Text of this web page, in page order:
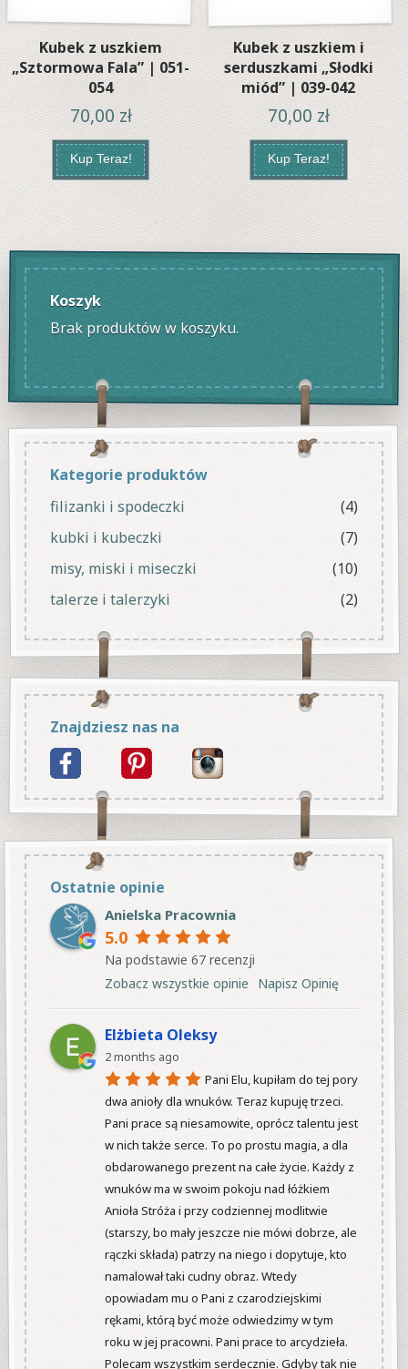
Kubek z uszkiem
„Sztormowa Fala” | 051-
054
70,00 zł
Kup Teraz!
Kubek z uszkiem i
serduszkami „Słodki
miód” | 039-042
70,00 zł
Kup Teraz!
Koszyk
Brak produktów w koszyku.
Kategorie produktów
filizanki i spodeczki
(4)
kubki i kubeczki
(7)
misy, miski i miseczki
(10)
talerze i talerzyki
(2)
Znajdziesz nas na
Ostatnie opinie
Anielska Pracownia
5.0
Na podstawie 67 recenzji
Zobacz wszystkie opinie
Napisz Opinię
Elżbieta Oleksy
2 months ago
Pani Elu, kupiłam do tej pory
dwa anioły dla wnuków. Teraz kupuję trzeci.
Pani prace są niesamowite, oprócz talentu jest
w nich także serce. To po prostu magia, a dla
obdarowanego prezent na całe życie. Każdy z
wnuków ma w swoim pokoju nad łóżkiem
Anioła Stróża i przy codziennej modlitwie
(starszy, bo mały jeszcze nie mówi dobrze, ale
rączki składa) patrzy na niego i dopytuje, kto
namalował taki cudny obraz. Wtedy
opowiadam mu o Pani z czarodziejskimi
rękami, którą być może odwiedzimy w tym
roku w jej pracowni. Pani prace to arcydzieła.
Polecam wszystkim serdecznie. Gdyby tak nie